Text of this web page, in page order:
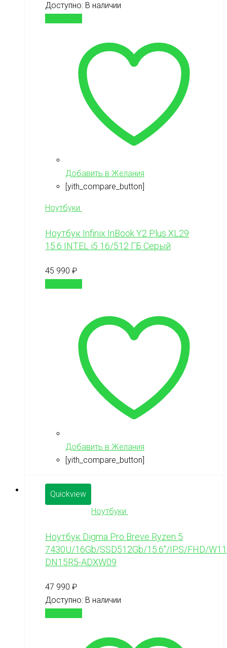
Доступно: В наличии
Добавить в Желания
[yith_compare_button]
Ноутбуки
Ноутбук Infinix InBook Y2 Plus XL29
15.6 INTEL i5 16/512 ГБ Серый
45 990 ₽
Добавить в Желания
[yith_compare_button]
Quickview
Ноутбуки
Ноутбук Digma Pro Breve Ryzen 5
7430U/16Gb/SSD512Gb/15.6″/IPS/FHD/
DN15R5-ADXW09
47 990 ₽
Доступно: В наличии